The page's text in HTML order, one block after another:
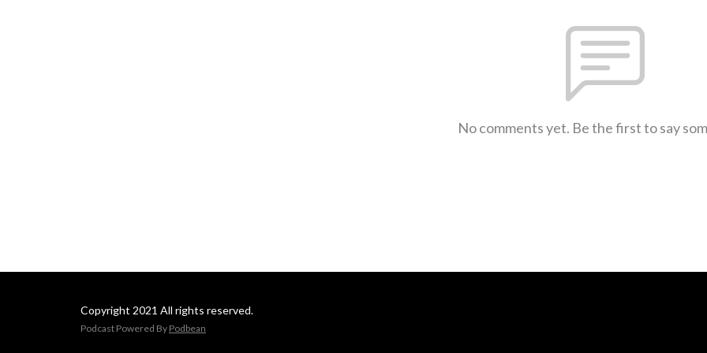
No comments yet. Be the first to say
Copyright 2021 All rights reserved.
Podcast Powered By Podbean